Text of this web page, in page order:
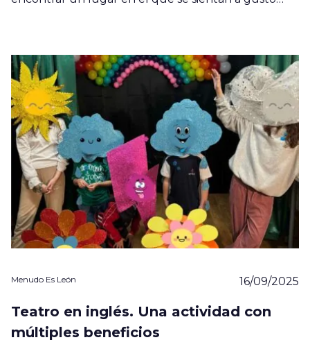
Menudo Es León 16/09/2025
Teatro en inglés. Una actividad con
múltiples beneficios